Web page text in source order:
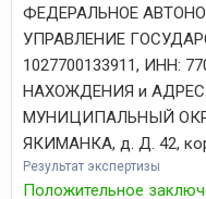
ФЕДЕРАЛЬНОЕ
УПРАВЛЕНИЕ
1027700133911, ИНН:
НАХОЖДЕНИЯ и АДРЕС:
МУНИЦИПАЛЬНЫЙ
ЯКИМАНКА, д. Д. 42,
Результат экспертизы
Положительное